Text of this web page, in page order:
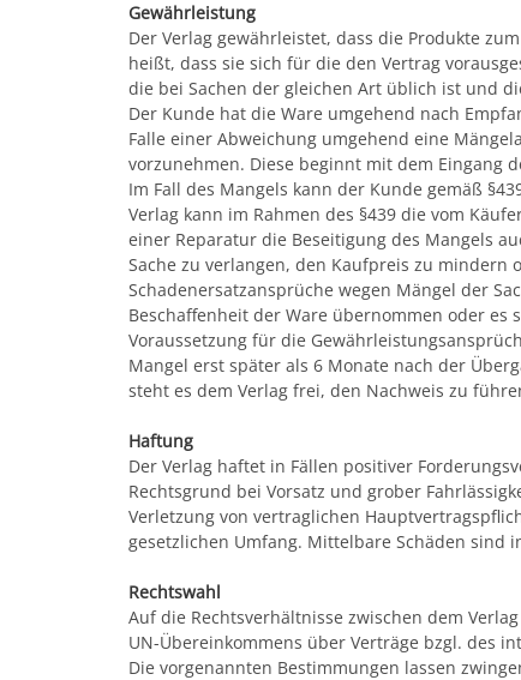
Gewährleistung
Der Verlag gewährleistet, dass die Produkte
heißt, dass sie sich für die den Vertrag
die bei Sachen der gleichen Art üblich ist und
Der Kunde hat die Ware umgehend nach
Falle einer Abweichung umgehend eine
vorzunehmen. Diese beginnt mit dem Eingang
Im Fall des Mangels kann der Kunde gemäß
Verlag kann im Rahmen des §439 die vom
einer Reparatur die Beseitigung des Mangels
Sache zu verlangen, den Kaufpreis zu
Schadenersatzansprüche wegen Mängel der
Beschaffenheit der Ware übernommen oder
Voraussetzung für die
Mangel erst später als 6 Monate nach der
steht es dem Verlag frei, den Nachweis zu
Haftung
Der Verlag haftet in Fällen positiver
Rechtsgrund bei Vorsatz und grober
Verletzung von vertraglichen
gesetzlichen Umfang. Mittelbare Schäden sind
Rechtswahl
Auf die Rechtsverhältnisse zwischen dem
UN-Übereinkommens über Verträge bzgl. des
Die vorgenannten Bestimmungen lassen